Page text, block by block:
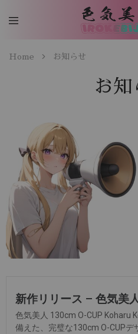
Home お知らせ
お知
新作リリース – 色気美
色気美人 130cm O-CUP Koharu
備えた、完璧な130cm O-CUP